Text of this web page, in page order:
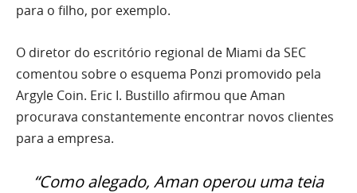
para o filho, por exemplo.
O diretor do escritório regional de Miami da SEC
comentou sobre o esquema Ponzi promovido pela
Argyle Coin. Eric I. Bustillo afirmou que Aman
procurava constantemente encontrar novos clientes
para a empresa.
“Como alegado, Aman operou uma teia